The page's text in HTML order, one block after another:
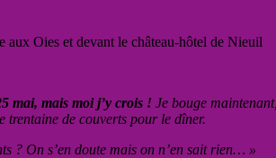
aux Oies et devant le château-hôtel de Nieuil
mai, mais moi j’y crois ! Je bouge
trentaine de couverts pour le dîner.
? On s’en doute mais on n’en sait rien… »